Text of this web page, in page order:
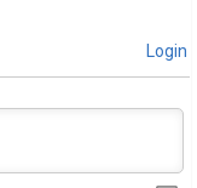
Login